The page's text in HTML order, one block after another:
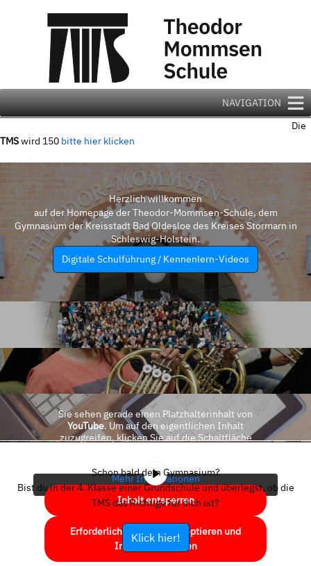
NAVIGATION
Die
TMSwird 150 bitte hier klicken
Herzlich willkommen
auf der Homepage der Theodor-Mommsen-Schule, dem
Gymnasium der Kreisstadt Bad Oldesloe des Kreises Stormarn in
Schleswig-Holstein.
Digitale Schulführung / Kennenlern-Videos
Sie sehen gerade einen Platzhalterinhalt von
YouTube. Um auf den eigentlichen Inhalt
zuzugreifen, klicken Sie auf die Schaltfläche
Mehr Informationen
Inhalt entsperren
Erforderlichen Service akzeptieren und
Inhalte entsperren
Schon bald dein Gymnasium?
Bist du in der 4. Klasse einer Grundschule und überlegst, ob die
TMS das Richtige für dich ist?
Klick hier!